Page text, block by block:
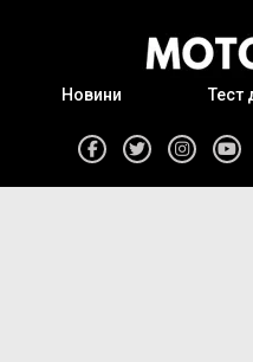
Новини Тест